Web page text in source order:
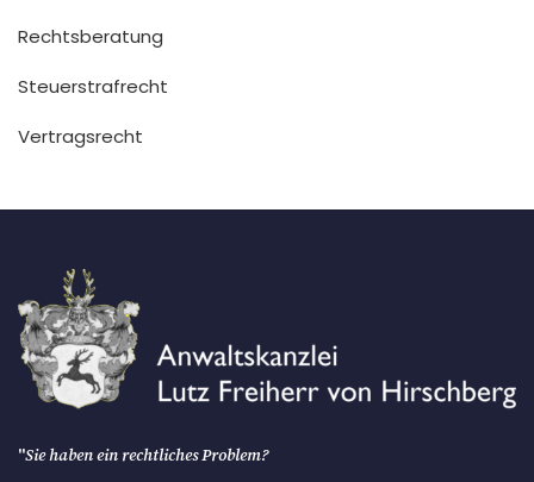
Rechtsberatung
Steuerstrafrecht
Vertragsrecht
"Sie haben ein rechtliches Problem?